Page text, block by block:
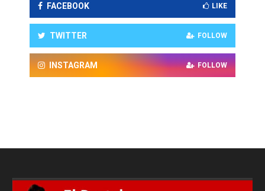
FACEBOOK LIKE
TWITTER FOLLOW
INSTAGRAM FOLLOW